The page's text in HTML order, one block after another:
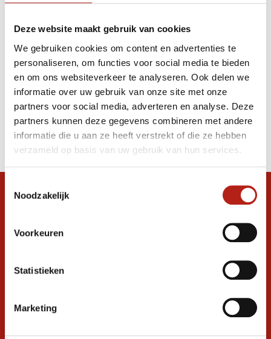
Deze website maakt gebruik van cookies
We gebruiken cookies om content en advertenties te
personaliseren, om functies voor social media te bieden
en om ons websiteverkeer te analyseren. Ook delen we
informatie over uw gebruik van onze site met onze
partners voor social media, adverteren en analyse. Deze
partners kunnen deze gegevens combineren met andere
informatie die u aan ze heeft verstrekt of die ze hebben
verzameld op basis van uw gebruik van hun services.
Noodzakelijk
Voorkeuren
Statistieken
Marketing
Apply filters
Producten getagd met
4-way stretch materiaal
Producten
Filter
Sorteren op
Snel antwoord op je vraag?
graag verder. 24/7
Ontvang de nieuwste aanbiedingen en